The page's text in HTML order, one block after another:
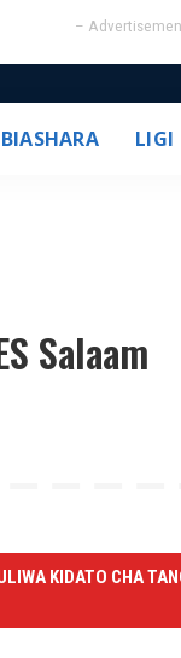
–
BIASHARA LIGI
Salaam
KIDATO CHA